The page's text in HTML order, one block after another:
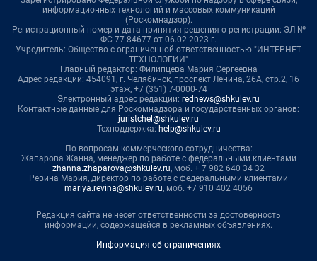
информационных технологий и массовых коммуникаций
(Роскомнадзор).
Регистрационный номер и дата принятия решения о регистрации: ЭЛ №
ФС 77-84677 от 06.02.2023 г.
Учредитель: Общество с ограниченной ответственностью "ИНТЕРНЕТ
ТЕХНОЛОГИИ"
Главный редактор: Филипцева Мария Сергеевна
Адрес редакции: 454091, г. Челябинск, проспект Ленина, 26А, стр.2, 16
этаж, +7 (351) 7-0000-74
Электронный адрес редакции: rednews@shkulev.ru
Контактные данные для Роскомнадзора и государственных органов:
juristchel@shkulev.ru
Техподдержка: help@shkulev.ru
По вопросам коммерческого сотрудничества:
Жапарова Жанна, менеджер по работе с федеральными клиентами
zhanna.zhaparova@shkulev.ru, моб. + 7 982 640 34 32
Ревина Мария, директор по работе с федеральными клиентами
mariya.revina@shkulev.ru, моб. +7 910 402 4056
Редакция сайта не несет ответственности за достоверность
информации, содержащейся в рекламных объявлениях.
Информация об ограничениях